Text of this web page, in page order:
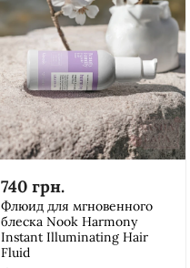
740 грн.
Флюид для мгновенного
блеска Nook Harmony
Instant Illuminating Hair
Fluid